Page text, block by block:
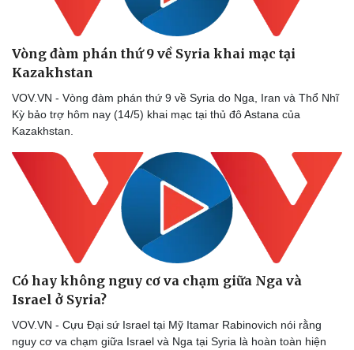
Vòng đàm phán thứ 9 về Syria khai mạc tại
Kazakhstan
VOV.VN - Vòng đàm phán thứ 9 về Syria do Nga, Iran và Thổ Nhĩ
Kỳ bảo trợ hôm nay (14/5) khai mạc tại thủ đô Astana của
Kazakhstan.
Có hay không nguy cơ va chạm giữa Nga và
Israel ở Syria?
VOV.VN - Cựu Đại sứ Israel tại Mỹ Itamar Rabinovich nói rằng
nguy cơ va chạm giữa Israel và Nga tại Syria là hoàn toàn hiện